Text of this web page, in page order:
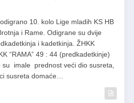
10. kolo Lige mladih KS HB
i Rame. Odigrane su dvije
i kadetkinja. ŽHKK
“RAMA” 49 : 44 (predkadetkinje)
su imale prednost veći dio susreta,
susreta domaće…